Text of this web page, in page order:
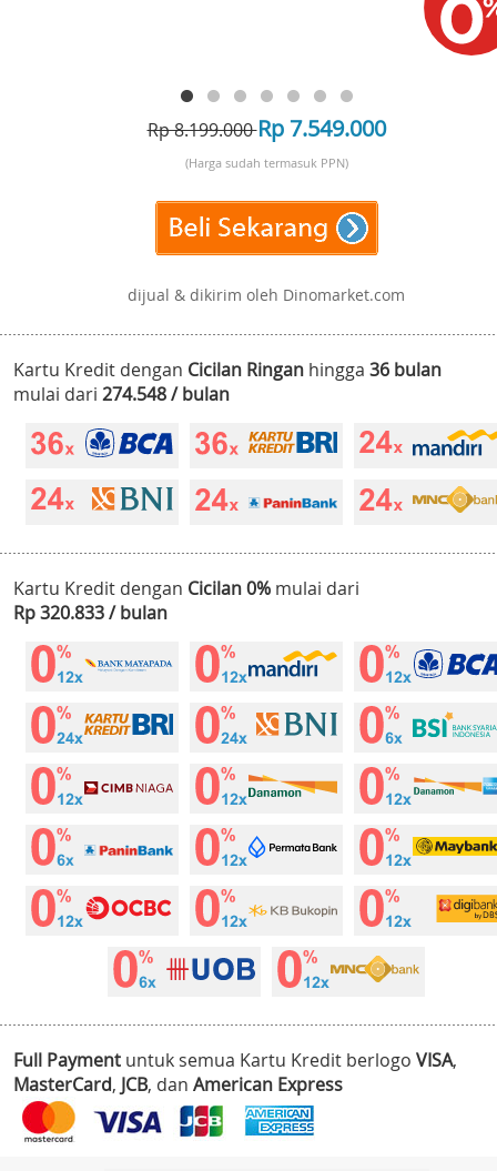
Rp 8.199.000Rp 7.549.000
(Harga sudah termasuk PPN)
dijual & dikirim oleh Dinomarket.com
Kartu Kredit dengan Cicilan Ringan hingga 36 bulan
mulai dari 274.548 / bulan
Kartu Kredit dengan Cicilan 0% mulai dari
Rp 320.833 / bulan
Full Payment untuk semua Kartu Kredit berlogo VISA,
MasterCard, JCB, dan American Express